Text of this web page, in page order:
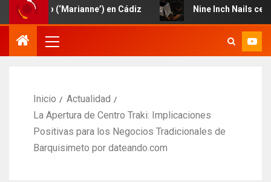
(‘Marianne’) en Cádiz Nine Inch Nails celebran el
Inicio
Actualidad
La Apertura de Centro Traki: Implicaciones
Positivas para los Negocios Tradicionales de
Barquisimeto por dateando.com